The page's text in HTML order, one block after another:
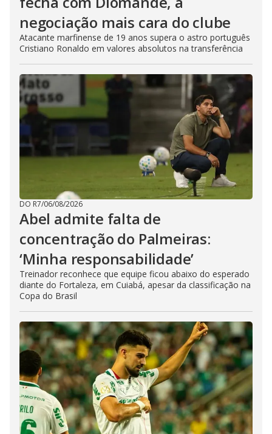
negociação mais cara do clube
Atacante marfinense de 19 anos supera o astro português
Cristiano Ronaldo em valores absolutos na transferência
DO R7/06/08/2026
Abel admite falta de
concentração do Palmeiras:
‘Minha responsabilidade’
Treinador reconhece que equipe ficou abaixo do esperado
diante do Fortaleza, em Cuiabá, apesar da classificação na
Copa do Brasil